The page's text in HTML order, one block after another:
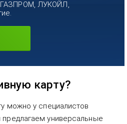
ГАЗПРОМ, ЛУКОЙЛ,
карту?
можно у специалистов
предлагаем универсальные